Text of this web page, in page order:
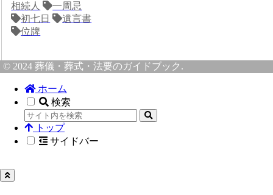
相続人
一周忌
初七日
遺言書
位牌
© 2024 葬儀・葬式・法要のガイドブック.
ホーム
検索
トップ
サイドバー